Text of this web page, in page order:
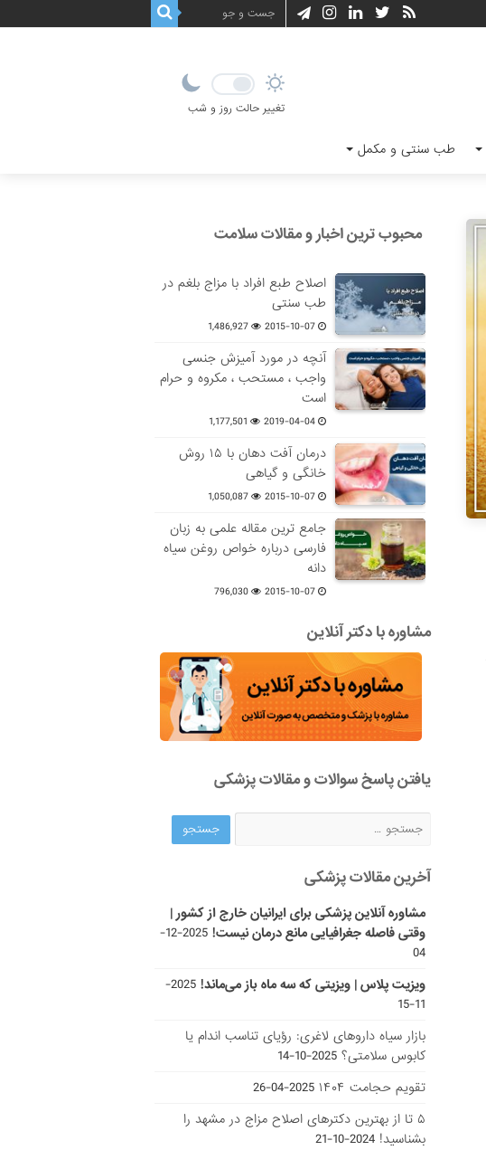
تغییر حالت روز و شب
طب سنتی و مکمل
محبوب ترین اخبار و مقالات سلامت
اصلاح طبع افراد با مزاج بلغم در
طب سنتی
2015-10-07
1,486,927
آنچه در مورد آمیزش جنسی
واجب ، مستحب ، مکروه و حرام
است
2019-04-04
1,177,501
درمان آفت دهان با ۱۵ روش
خانگی و گیاهی
2015-10-07
1,050,087
جامع ترین مقاله علمی به زبان
فارسی درباره خواص روغن سیاه
دانه
2015-10-07
796,030
مشاوره با دکتر آنلاین
یافتن پاسخ سوالات و مقالات پزشکی
آخرین مقالات پزشکی
مشاوره آنلاین پزشکی برای ایرانیان خارج از کشور |
وقتی فاصله جغرافیایی مانع درمان نیست!
2025-12-
04
ویزیت پلاس | ویزیتی که سه ماه باز می‌ماند!
2025-
11-15
بازار سیاه داروهای لاغری: رؤیای تناسب اندام یا
کابوس سلامتی؟ 2025-10-14
تقویم حجامت ۱۴۰۴
2025-04-26
۵ تا از بهترین دکتر‌های اصلاح مزاج در مشهد را
بشناسید! 2024-10-21